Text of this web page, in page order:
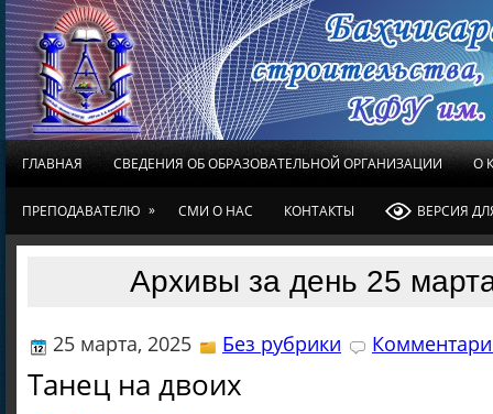
ГЛАВНАЯ СВЕДЕНИЯ ОБ ОБРАЗОВАТЕЛЬНОЙ ОРГАНИЗАЦИИ О
ПРЕПОДАВАТЕЛЮ » СМИ О НАС КОНТАКТЫ ВЕРСИЯ
Архивы за день 25
25 марта, 2025 Без рубрики
Танец на двоих